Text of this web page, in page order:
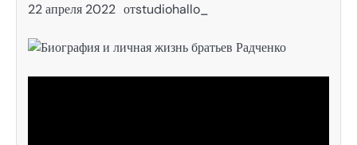
22 апреля 2022 отstudiohallo_